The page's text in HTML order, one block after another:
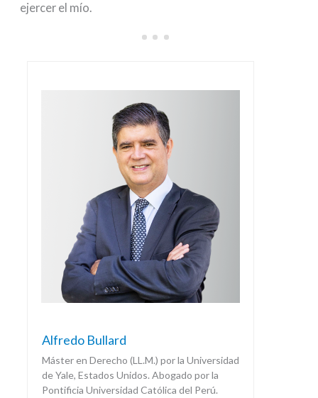
ejercer el mío.
Alfredo Bullard
Máster en Derecho (LL.M.) por la Universidad
de Yale, Estados Unidos. Abogado por la
Pontificia Universidad Católica del Perú.